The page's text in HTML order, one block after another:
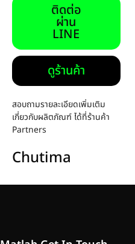
ติดต่อ
ผ่าน
LINE
ดูร้านค้า
สอบถามรายละเอียดเพิ่มเติม
เกี่ยวกับผลิตภัณฑ์ ได้ที่ร้านค้า
Partners
Chutima